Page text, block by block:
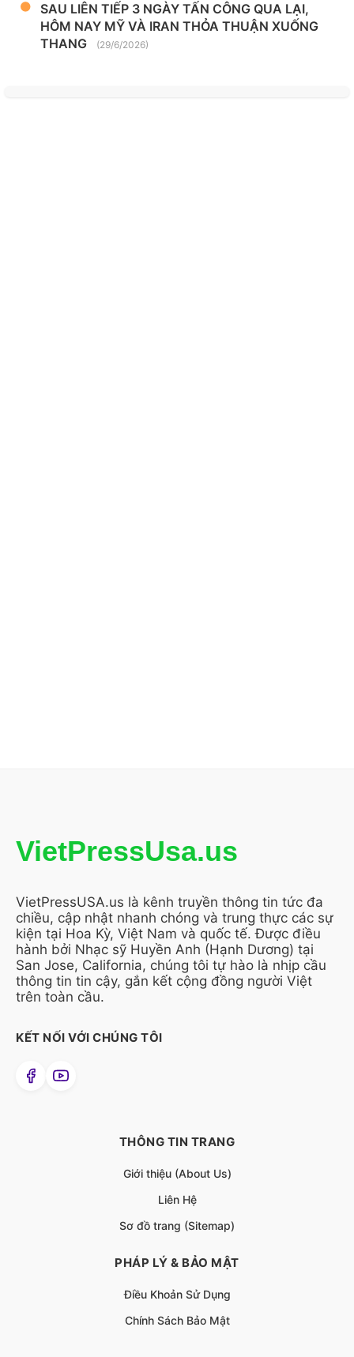
SAU LIÊN TIẾP 3 NGÀY TẤN CÔNG QUA LẠI,
HÔM NAY MỸ VÀ IRAN THỎA THUẬN XUỐNG
THANG
(29/6/2026)
VietPressUsa.us
VietPressUSA.us là kênh truyền thông tin tức đa
chiều, cập nhật nhanh chóng và trung thực các sự
kiện tại Hoa Kỳ, Việt Nam và quốc tế. Được điều
hành bởi Nhạc sỹ Huyền Anh (Hạnh Dương) tại
San Jose, California, chúng tôi tự hào là nhịp cầu
thông tin tin cậy, gắn kết cộng đồng người Việt
trên toàn cầu.
KẾT NỐI VỚI CHÚNG TÔI
THÔNG TIN TRANG
Giới thiệu (About Us)
Liên Hệ
Sơ đồ trang (Sitemap)
PHÁP LÝ & BẢO MẬT
Điều Khoản Sử Dụng
Chính Sách Bảo Mật